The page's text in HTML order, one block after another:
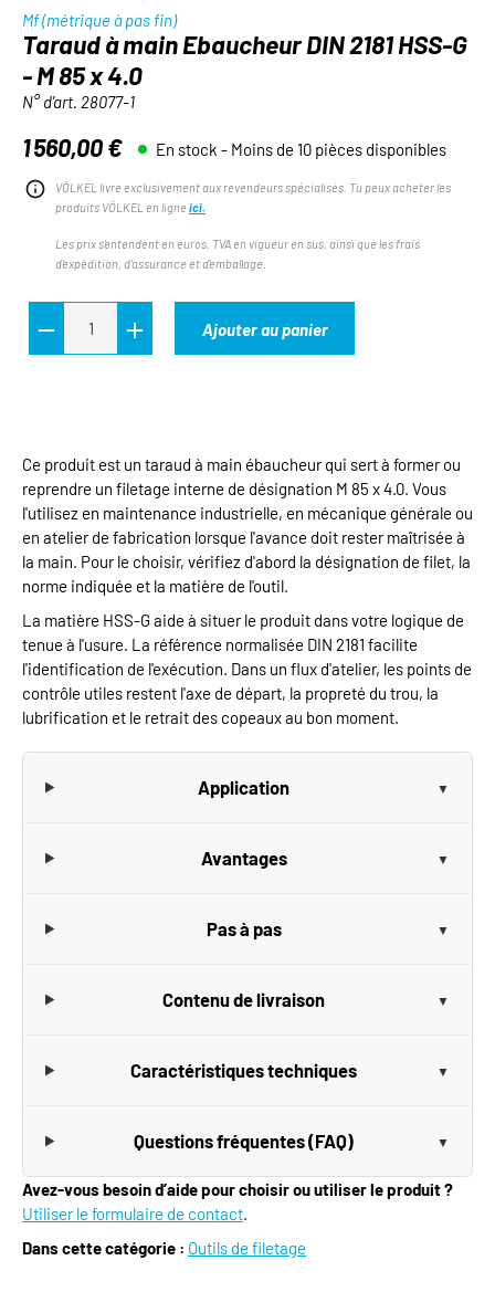
Mf (métrique à pas fin)
Taraud à main Ebaucheur DIN 2181 HSS-G
- M 85 x 4.0
N° d'art. 28077-1
Prix régulier :
1 560,00 € En stock - Moins de 10 pièces disponibles
VÖLKEL livre exclusivement aux revendeurs spécialisés. Tu peux acheter les
produits VÖLKEL en ligne ici.
Les prix s'entendent en euros, TVA en vigueur en sus, ainsi que les frais
d'expédition, d'assurance et d'emballage.
Ajouter au panier
Ce produit est un taraud à main ébaucheur qui sert à former ou
reprendre un filetage interne de désignation M 85 x 4.0. Vous
l'utilisez en maintenance industrielle, en mécanique générale ou
en atelier de fabrication lorsque l'avance doit rester maîtrisée à
la main. Pour le choisir, vérifiez d'abord la désignation de filet, la
norme indiquée et la matière de l'outil.
La matière HSS-G aide à situer le produit dans votre logique de
tenue à l'usure. La référence normalisée DIN 2181 facilite
l'identification de l'exécution. Dans un flux d'atelier, les points de
contrôle utiles restent l'axe de départ, la propreté du trou, la
lubrification et le retrait des copeaux au bon moment.
Application
Avantages
Pas à pas
Contenu de livraison
Caractéristiques techniques
Questions fréquentes (FAQ)
Avez-vous besoin d’aide pour choisir ou utiliser le produit ?
Utiliser le formulaire de contact.
Dans cette catégorie : Outils de filetage